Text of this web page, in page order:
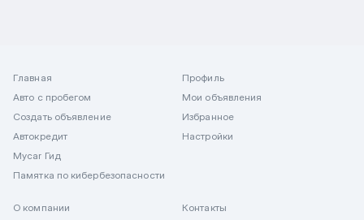
Главная
Авто с пробегом
Создать объявление
Автокредит
Mycar Гид
Памятка по кибербезопасности
Профиль
Мои объявления
Избранное
Настройки
О компании
Контакты